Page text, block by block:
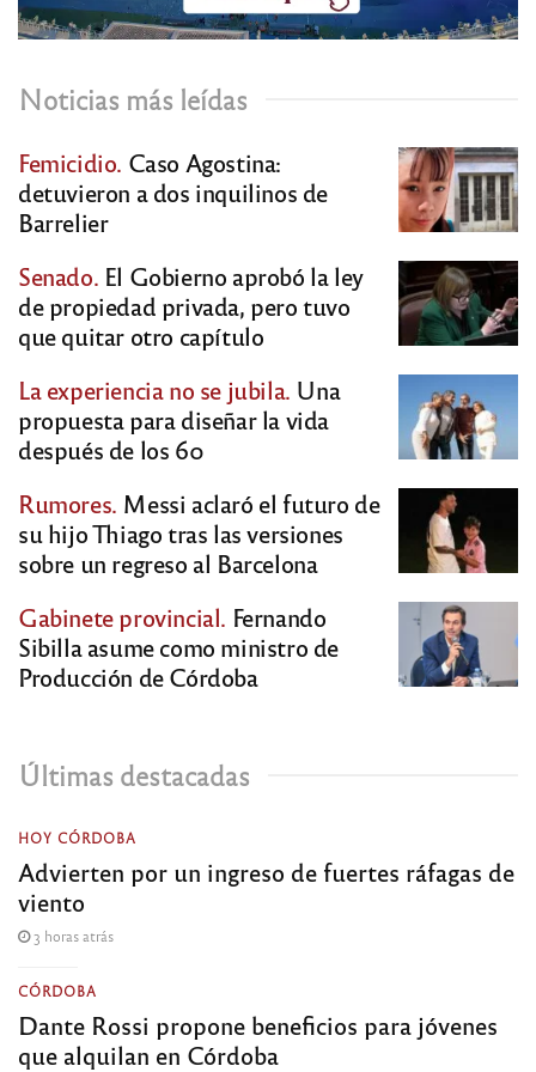
Noticias más leídas
Femicidio. Caso Agostina:
detuvieron a dos inquilinos de
Barrelier
Senado. El Gobierno aprobó la ley
de propiedad privada, pero tuvo
que quitar otro capítulo
La experiencia no se jubila. Una
propuesta para diseñar la vida
después de los 60
Rumores. Messi aclaró el futuro de
su hijo Thiago tras las versiones
sobre un regreso al Barcelona
Gabinete provincial. Fernando
Sibilla asume como ministro de
Producción de Córdoba
Últimas destacadas
HOY CÓRDOBA
Advierten por un ingreso de fuertes ráfagas de
viento
3 horas atrás
CÓRDOBA
Dante Rossi propone beneficios para jóvenes
que alquilan en Córdoba